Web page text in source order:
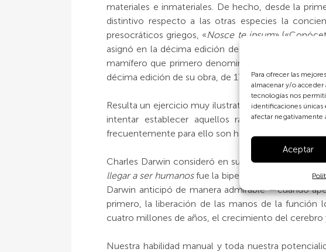
Para ofrecer las
almacenar y/o
tecnologías nos
identificaciones
afectar negativamente
Aceptar
materiales e inmateriales. De hecho, desde la
distintivo respecto a las otras especies la
presocráticos griegos, «Nosce te ipsum»
asignó en la décima edición de su obra (1758)
mamífero que primero denominó Antropomorpha
décima edición de su obra, de 1758, Primates («los
Resulta un ejercicio muy ilustrativo observar cómo
intentar establecer aquellos rasgos que nos
frecuentemente para ello son hacerlos bípedos y
Charles Darwin consideró en su obraThe Descent
llegar a ser humanosfue la bipedestación (o
Darwin anticipó de manera admirable —cuando
primero, la liberación de las manos de la
cuatro millones de años, el crecimiento del
Nuestra habilidad manual y toda nuestra